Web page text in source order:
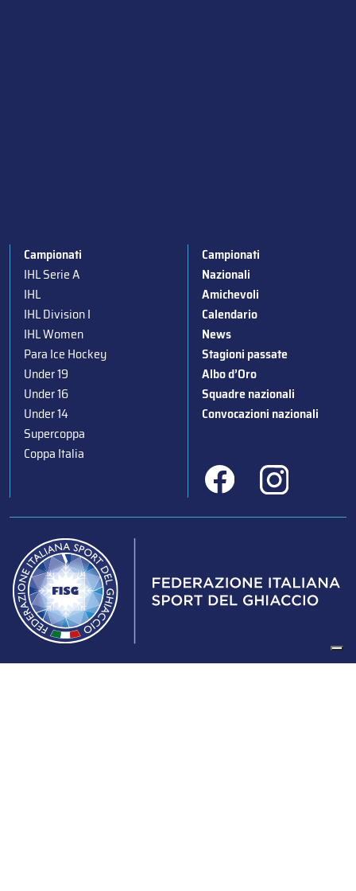
Campionati
IHL Serie A
IHL
IHL Division I
IHL Women
Para Ice Hockey
Under 19
Under 16
Under 14
Supercoppa
Coppa Italia
Campionati
Nazionali
Amichevoli
Calendario
News
Stagioni passate
Albo d’Oro
Squadre nazionali
Convocazioni nazionali